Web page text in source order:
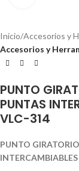
Inicio Accesorios y
Accesorios y
PUNTO
PUNTAS
VLC-314
PUNTO